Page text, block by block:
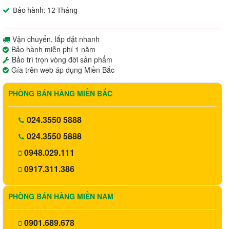
Bảo hành: 12 Tháng
Vận chuyển, lắp đặt nhanh
Bảo hành miễn phí 1 năm
Bảo trì trọn vòng đời sản phẩm
Gía trên web áp dụng Miền Bắc
PHÒNG BÁN HÀNG MIỀN BẮC
024.3550 5888
024.3550 5888
0948.029.111
0917.311.386
PHÒNG BÁN HÀNG MIỀN NAM
0901.689.678